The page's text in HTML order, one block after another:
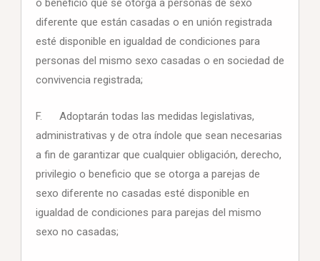
o beneficio que se otorga a personas de sexo
diferente que están casadas o en unión registrada
esté disponible en igualdad de condiciones para
personas del mismo sexo casadas o en sociedad de
convivencia registrada;
F. Adoptarán todas las medidas legislativas,
administrativas y de otra índole que sean necesarias
a fin de garantizar que cualquier obligación, derecho,
privilegio o beneficio que se otorga a parejas de
sexo diferente no casadas esté disponible en
igualdad de condiciones para parejas del mismo
sexo no casadas;